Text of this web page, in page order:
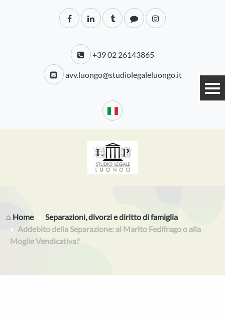
+39 02 26143865
avv.luongo@studiolegaleluongo.it
⌂ Home
Separazioni, divorzi e diritto di famiglia
Addebito della Separazione: al Marito Fedifrago o alla
Moglie Vendicativa?